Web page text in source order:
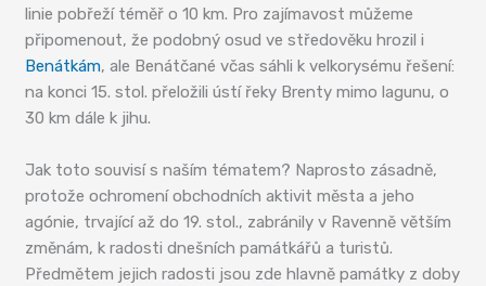
linie pobřeží téměř o 10 km. Pro zajímavost můžeme
připomenout, že podobný osud ve středověku hrozil i
Benátkám, ale Benátčané včas sáhli k velkorysému řešení:
na konci 15. stol. přeložili ústí řeky Brenty mimo lagunu, o
30 km dále k jihu.
Jak toto souvisí s naším tématem? Naprosto zásadně,
protože ochromení obchodních aktivit města a jeho
agónie, trvající až do 19. stol., zabránily v Ravenně větším
změnám, k radosti dnešních památkářů a turistů.
Předmětem jejich radosti jsou zde hlavně památky z doby